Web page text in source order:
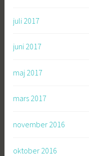
juli 2017
juni 2017
maj 2017
mars 2017
november 2016
oktober 2016